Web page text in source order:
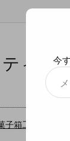
ティ】
子箱工作
今
メ
ー
ル